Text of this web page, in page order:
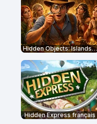
Hidden Objects: Islands Secrets
Hidden Express français